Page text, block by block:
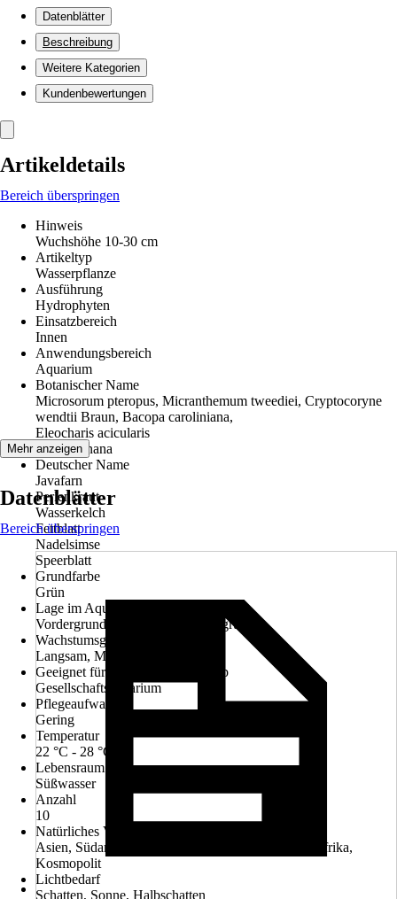
Datenblätter
Beschreibung
Weitere Kategorien
Kundenbewertungen
Artikeldetails
Bereich überspringen
Hinweis
Wuchshöhe 10-30 cm
Artikeltyp
Wasserpflanze
Ausführung
Hydrophyten
Einsatzbereich
Innen
Anwendungsbereich
Aquarium
Botanischer Name
Microsorum pteropus, Micranthemum tweediei, Cryptocoryne
wendtii Braun, Bacopa caroliniana,
Eleocharis acicularis
Anubias nana
Deutscher Name
Javafarn
Perlenkraut
Wasserkelch
Fettblatt
Nadelsimse
Speerblatt
Grundfarbe
Grün
Lage im Aquarium
Vordergrund, Mittelgrund, Hintergrund
Wachstumsgeschwindigkeit
Langsam, Mittel
Geeignet für folgenden Beckentyp
Gesellschaftsaquarium
Pflegeaufwand
Gering
Temperatur
22 °C - 28 °C
Lebensraum
Süßwasser
Anzahl
10
Natürliches Vorkommen
Asien, Südamerika, Mittelamerika, Nordamerika, Afrika,
Kosmopolit
Lichtbedarf
Schatten, Sonne, Halbschatten
Mehr anzeigen
Datenblätter
Bereich überspringen